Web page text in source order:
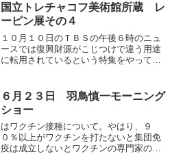
国立トレチャコフ美術館所蔵 レ
ーピン展その４
１０月１０日のＴＢＳの午後６時のニュ
ースでは復興財源がこじつけで違う用途
に転用されているという特集をやってい
で無用な被曝をさせ、必要な所に出さな
いでこのようなことに使う...
６月２３日 羽鳥慎一モーニング
ショー
はワクチン接種について。やはり、９
０％以上がワクチンを打たないと集団免
疫は成立しないとワクチンの専門家の森